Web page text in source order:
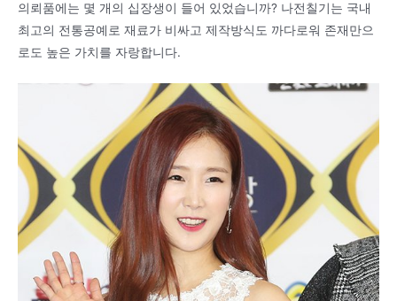
의뢰품에는 몇 개의 십장생이 들어 있었습니까? 나전칠기는 국내
최고의 전통공예로 재료가 비싸고 제작방식도 까다로워 존재만으
로도 높은 가치를 자랑합니다.